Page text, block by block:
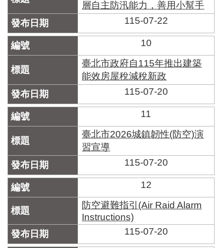
層自主防汛能力，善用小幫手
115-07-22
10
臺北市政府自115年推出建築
能效房屋稅減稅新政
115-07-20
11
臺北市2026城鎮韌性(防空)演
習宣導
115-07-20
12
防空避難指引(Air Raid Alarm
Instructions)
115-07-20